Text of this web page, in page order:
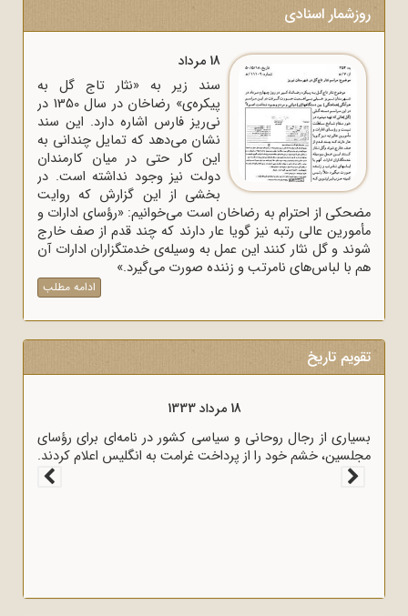
روزشمار اسنادی
18 مرداد
سند زیر به «نثار تاج گل به
پیکره‌ی» رضاخان در سال 1350 در
نی‌ریز فارس اشاره دارد. این سند
نشان می‌دهد که تمایل چندانی به
این کار حتی در میان کارمندان
دولت نیز وجود نداشته است. در
بخشی از این گزارش که روایت
مضحکی از احترام به رضاخان است می‌خوانیم: «رؤسای ادارات و
مأمورین عالی رتبه نیز گویا عار دارند که چند قدم از صف خارج
شوند و گل نثار کنند این عمل به وسیله‌ی خدمتگزاران ادارات آن
هم با لباس‌های نامرتب و زننده صورت می‌گیرد.»
ادامه مطلب
تقویم تاریخ
18 مرداد 1333
بسیاری از رجال روحانی و سیاسی کشور در نامه‌ای برای رؤسای
مجلسین، خشم خود را از پرداخت غرامت به انگلیس اعلام کردند.